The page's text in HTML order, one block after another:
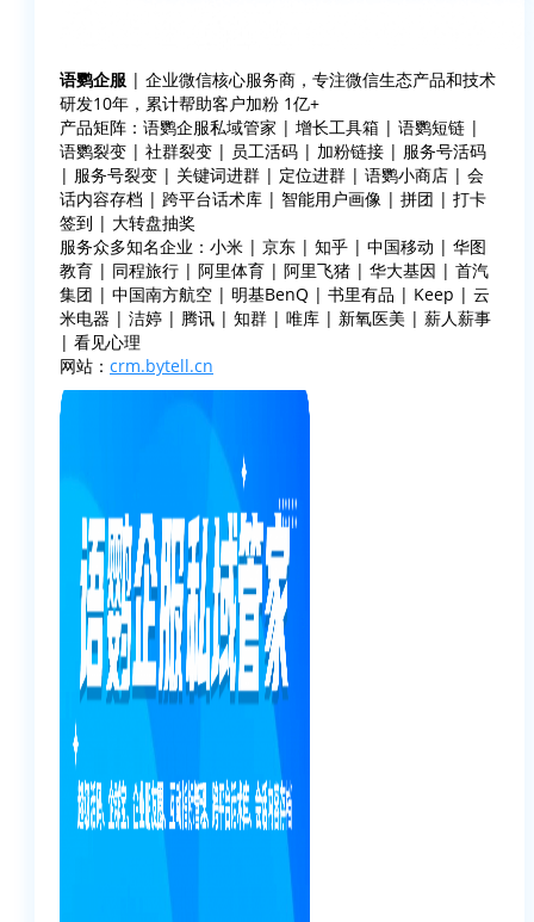
语鹦企服 | 企业微信核心服务商，专注微信生态产品和技术
研发10年，累计帮助客户加粉 1亿+
产品矩阵：语鹦企服私域管家 | 增长工具箱 | 语鹦短链 |
语鹦裂变 | 社群裂变 | 员工活码 | 加粉链接 | 服务号活码
| 服务号裂变 | 关键词进群 | 定位进群 | 语鹦小商店 | 会
话内容存档 | 跨平台话术库 | 智能用户画像 | 拼团 | 打卡
签到 | 大转盘抽奖
服务众多知名企业：小米 | 京东 | 知乎 | 中国移动 | 华图
教育 | 同程旅行 | 阿里体育 | 阿里飞猪 | 华大基因 | 首汽
集团 | 中国南方航空 | 明基BenQ | 书里有品 | Keep | 云
米电器 | 洁婷 | 腾讯 | 知群 | 唯库 | 新氧医美 | 薪人薪事
| 看见心理
网站： crm.bytell.cn